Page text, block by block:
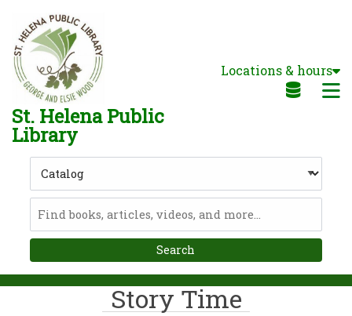
Skip to main navigation
Skip to search bar
Skip to main content
Skip to footer
St. Helena Public
Library
Locations & hours
Type
Story Time